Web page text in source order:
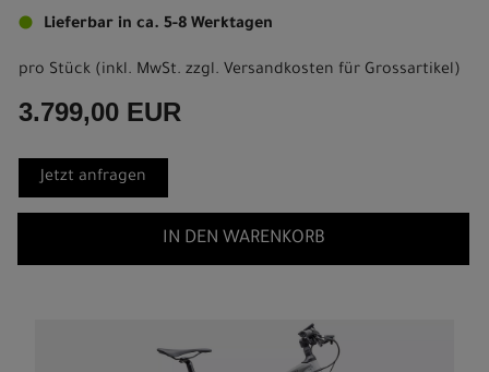
Lieferbar in ca. 5-8 Werktagen
pro Stück (inkl. MwSt. zzgl. Versandkosten für Grossartikel)
3.799,00 EUR
Jetzt anfragen
IN DEN WARENKORB